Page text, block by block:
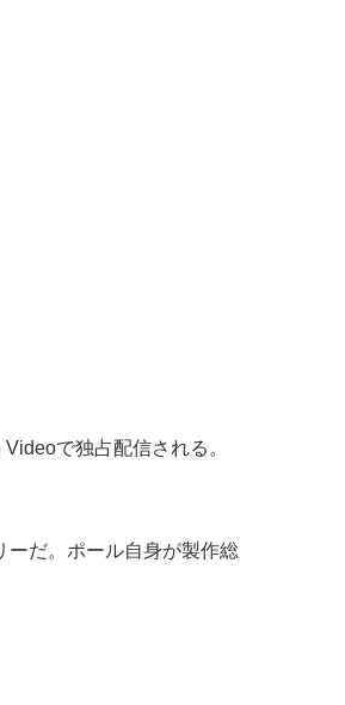
で独占配信される。
ーだ。ポール自身が製作総